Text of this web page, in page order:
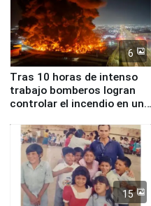
6
Tras 10 horas de intenso
trabajo bomberos logran
controlar el incendio en una
de Chile
15